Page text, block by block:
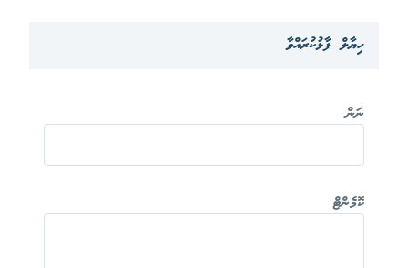
ހިޔާލް ފާޅުކުރައްވާ
ނަން
ކޮމެންޓް